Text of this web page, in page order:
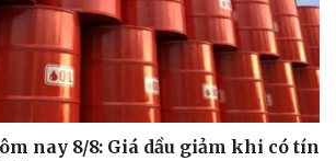
nay 8/8: Giá dầu giảm khi có tín